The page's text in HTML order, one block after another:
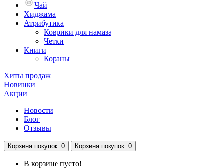
Чай
Хиджама
Атрибутика
Коврики для намаза
Четки
Книги
Кораны
Хиты продаж
Новинки
Акции
Новости
Блог
Отзывы
Корзина покупок: 0 Корзина покупок: 0
В корзине пусто!